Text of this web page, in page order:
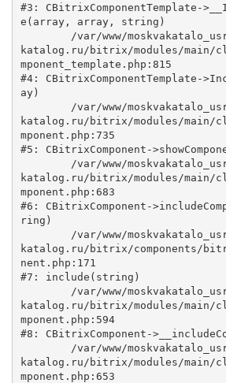
#3: CBitrixComponentTemplate-
e(array, array, string)
katalog.ru/bitrix/modules/main/
mponent_template.php:815
#4: CBitrixComponentTemplate-
ay)
katalog.ru/bitrix/modules/main/
mponent.php:735
#5: CBitrixComponent-
katalog.ru/bitrix/modules/main/
mponent.php:683
#6: CBitrixComponent-
ring)
katalog.ru/bitrix/components/
nent.php:171
#7: include(string)
katalog.ru/bitrix/modules/main/
mponent.php:594
#8: CBitrixComponent-
katalog.ru/bitrix/modules/main/
mponent.php:653